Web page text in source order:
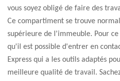
vous soyez obligé de faire des
Ce compartiment se trouve
supérieure de l'immeuble. Pour
qu'il est possible d'entrer en
Express qui a les outils adaptés
meilleure qualité de travail.